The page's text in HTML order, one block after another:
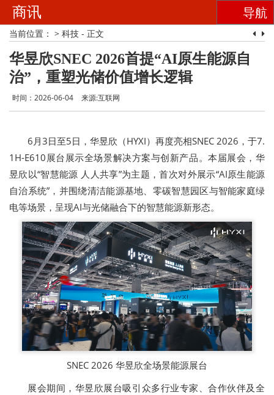
商讯 导航
当前位置： > 科技 - 正文
华昱欣SNEC 2026首提“AI原生能源自
治”，重塑光储价值增长逻辑
时间：2026-06-04 来源:互联网
6月3日至5日，华昱欣（HYXI）再度亮相SNEC 2026，于7.
1H-E610展台展示全场景解决方案与创新产品。本届展会，华
昱欣以“智慧能源 人人共享”为主题，首次对外展示“AI原生能源
自治系统”，并围绕清洁能源基地、零碳智慧园区与智能家庭绿
电等场景，呈现AI与光储融合下的智慧能源新形态。
SNEC 2026 华昱欣全场景能源展台
展会期间，华昱欣展台吸引众多行业专家、合作伙伴及全